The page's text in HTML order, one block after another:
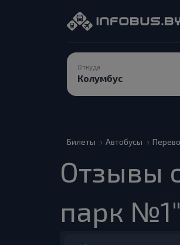
Откуда
Билеты Автобусы
Отзывы
парк